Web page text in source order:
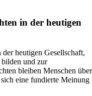
in der heutigen
heutigen Gesellschaft,
und zur
bleiben Menschen über
eine fundierte Meinung